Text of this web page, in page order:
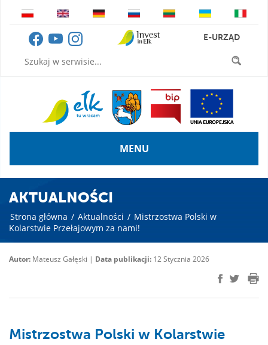
E-URZĄD
MENU
AKTUALNOŚCI
Strona główna / Aktualności / Mistrzostwa Polski w
Kolarstwie Przełajowym za nami!
Autor: Mateusz Gałęski | Data publikacji: 12 Stycznia 2026
Mistrzostwa Polski w Kolarstwie